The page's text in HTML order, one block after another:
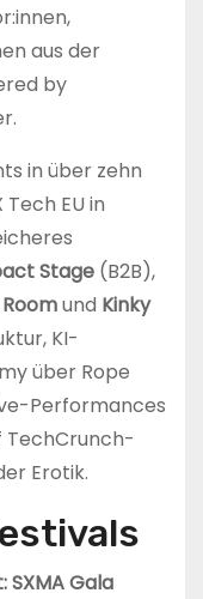
aus der
by
in über zehn
EU in
Stage (B2B),
und Kinky
KI-
über Rope
Performances
TechCrunch-
Erotik.
SXMA Gala